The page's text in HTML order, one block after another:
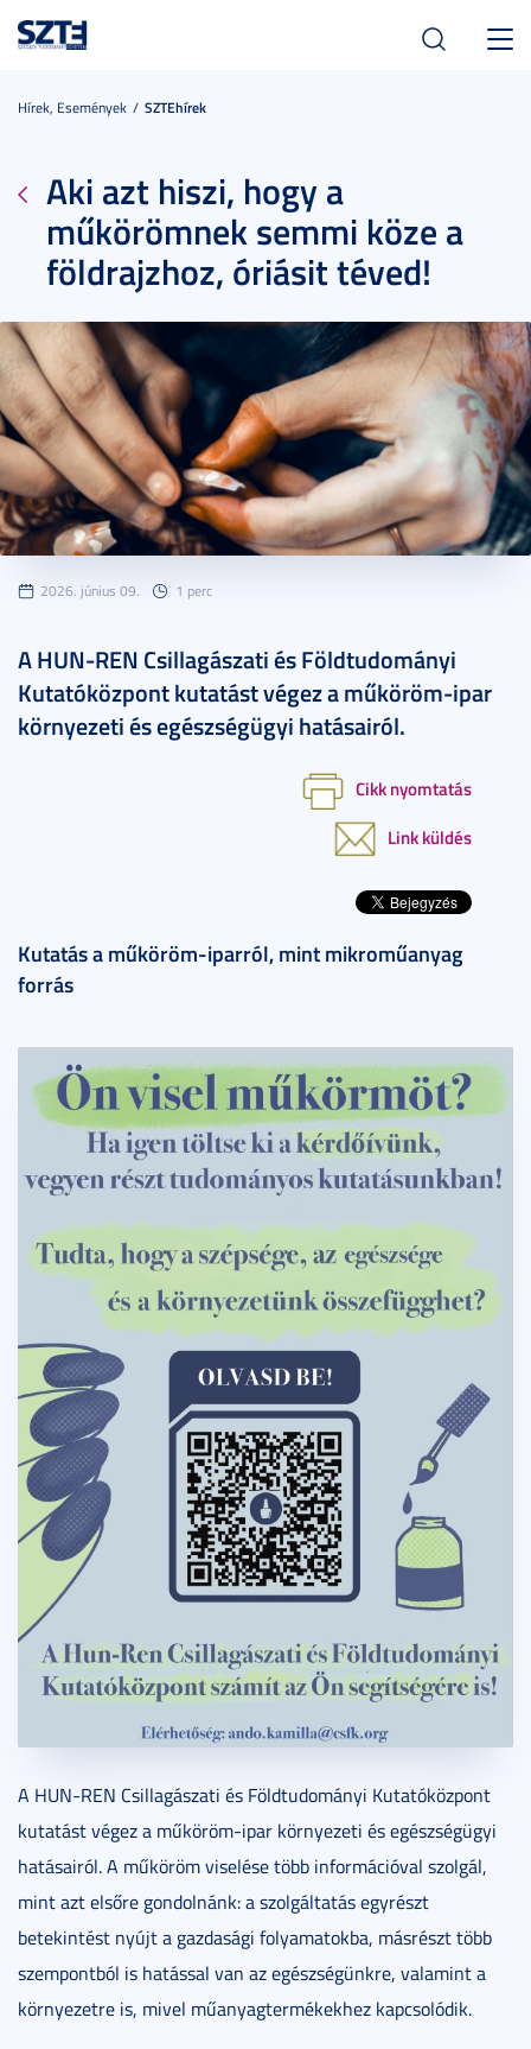
Hírek, Események SZTEhírek
Aki azt hiszi, hogy a
műkörömnek semmi köze a
földrajzhoz, óriásit téved!
2026. június 09. 1 perc
A HUN-REN Csillagászati és Földtudományi
Kutatóközpont kutatást végez a műköröm-ipar
környezeti és egészségügyi hatásairól.
Cikk nyomtatás
Link küldés
Kutatás a műköröm-iparról, mint mikroműanyag
forrás
A HUN-REN Csillagászati és Földtudományi Kutatóközpont
kutatást végez a műköröm-ipar környezeti és egészségügyi
hatásairól. A műköröm viselése több információval szolgál,
mint azt elsőre gondolnánk: a szolgáltatás egyrészt
betekintést nyújt a gazdasági folyamatokba, másrészt több
szempontból is hatással van az egészségünkre, valamint a
környezetre is, mivel műanyagtermékekhez kapcsolódik.